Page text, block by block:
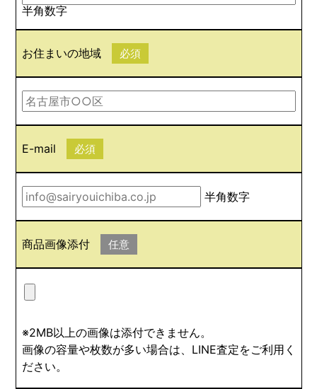
半角数字
お住まいの地域 必須
E-mail 必須
半角数字
商品画像添付 任意
※2MB以上の画像は添付できません。
画像の容量や枚数が多い場合は、LINE査定をご利用く
ださい。